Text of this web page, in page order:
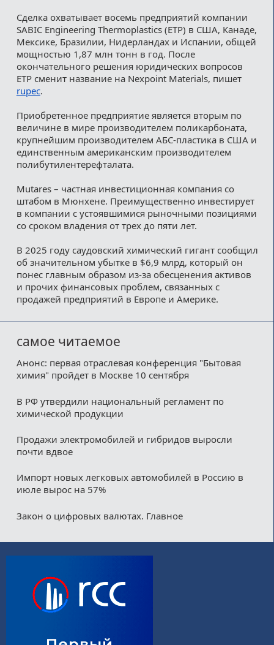
Сделка охватывает восемь предприятий компании
SABIC Engineering Thermoplastics (ETP) в США, Канаде,
Мексике, Бразилии, Нидерландах и Испании, общей
мощностью 1,87 млн тонн в год. После
окончательного решения юридических вопросов
ETP сменит название на Nexpoint Materials, пишет
rupec.
Приобретенное предприятие является вторым по
величине в мире производителем поликарбоната,
крупнейшим производителем АБС-пластика в США и
единственным американским производителем
полибутилентерефталата.
Mutares – частная инвестиционная компания со
штабом в Мюнхене. Преимущественно инвестирует
в компании с устоявшимися рыночными позициями
со сроком владения от трех до пяти лет.
В 2025 году саудовский химический гигант сообщил
об значительном убытке в $6,9 млрд, который он
понес главным образом из-за обесценения активов
и прочих финансовых проблем, связанных с
продажей предприятий в Европе и Америке.
самое читаемое
Анонс: первая отраслевая конференция "Бытовая
химия" пройдет в Москве 10 сентября
В РФ утвердили национальный регламент по
химической продукции
Продажи электромобилей и гибридов выросли
почти вдвое
Импорт новых легковых автомобилей в Россию в
июле вырос на 57%
Закон о цифровых валютах. Главное